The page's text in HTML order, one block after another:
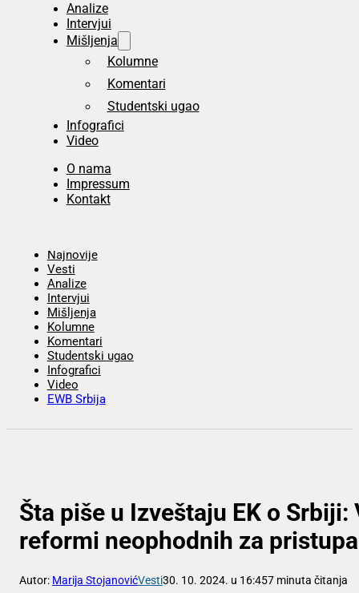
Analize
Intervjui
Mišljenja
Kolumne
Komentari
Studentski ugao
Infografici
Video
O nama
Impressum
Kontakt
Najnovije
Vesti
Analize
Intervjui
Mišljenja
Kolumne
Komentari
Studentski ugao
Infografici
Video
EWB Srbija
Šta piše u Izveštaju EK o
reformi neophodnih za
Autor: Marija StojanovićVesti30. 10. 2024. u 16:457 minuta čitanja